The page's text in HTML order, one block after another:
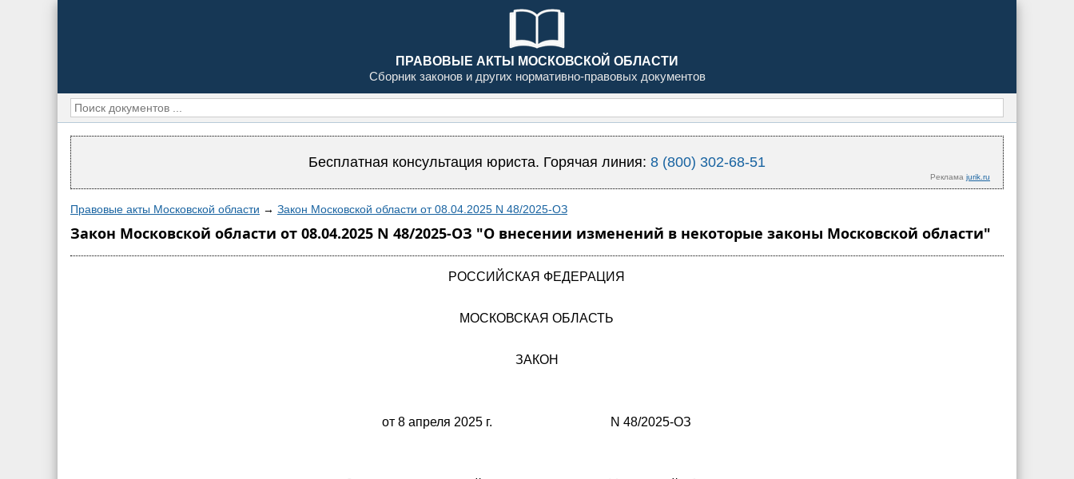
ПРАВОВЫЕ АКТЫ МОСКОВСКОЙ ОБЛАСТИ
Сборник законов и других нормативно-правовых документов
Бесплатная консультация юриста. Горячая линия: 8 (800) 302-68-51
Реклама jurik.ru
Правовые акты Московской области → Закон Московской области от 08.04.2025 N 48/2025-ОЗ
Закон Московской области от 08.04.2025 N 48/2025-ОЗ "О внесении изменений в некоторые законы Московской области"
РОССИЙСКАЯ ФЕДЕРАЦИЯ
МОСКОВСКАЯ ОБЛАСТЬ
ЗАКОН
от 8 апреля 2025 г. N 48/2025-ОЗ